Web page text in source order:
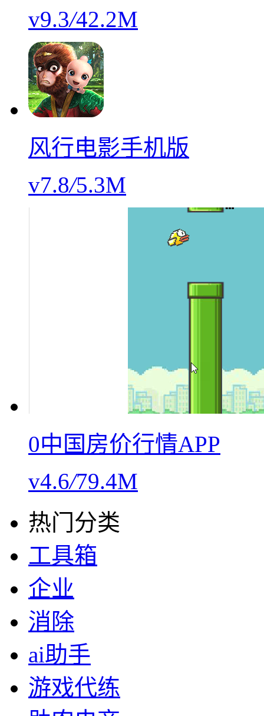
v9.3/42.2M
风行电影手机版
v7.8/5.3M
0中国房价行情APP
v4.6/79.4M
热门分类
工具箱
企业
消除
ai助手
游戏代练